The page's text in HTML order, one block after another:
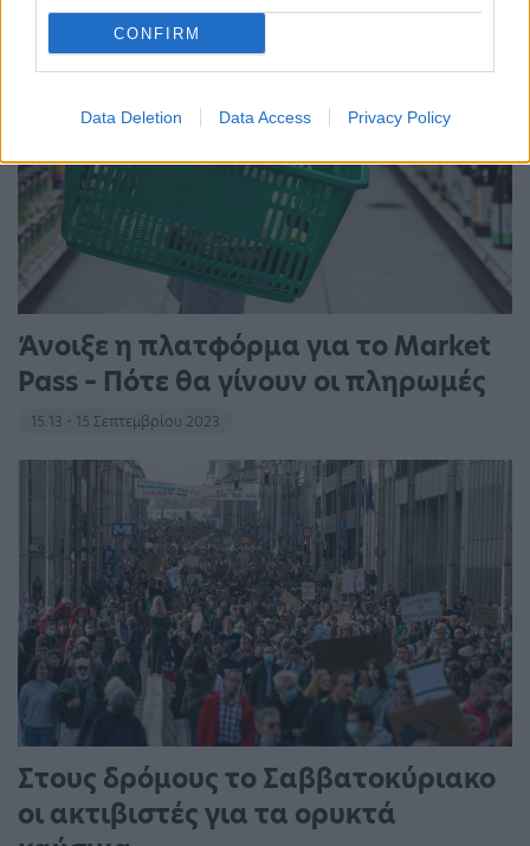
CONFIRM
Data Deletion Data Access Privacy Policy
Άνοιξε η πλατφόρμα για το Market
Pass – Πότε θα γίνουν οι πληρωμές
15:13 - 15 Σεπτεμβρίου 2023
Στους δρόμους το Σαββατοκύριακο
οι ακτιβιστές για τα ορυκτά